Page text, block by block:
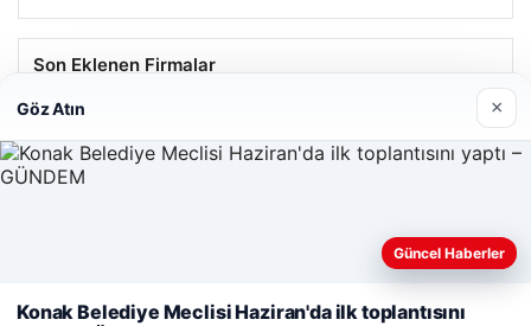
Son Eklenen Firmalar
Web sitemizi nasıl kullandığınızı daha iyi anlayabilmek,
kullanıyoruz.Çerez Politikamız
Göz Atın ×
Güncel Haberler
Konak Belediye Meclisi Haziran'da ilk toplantısını